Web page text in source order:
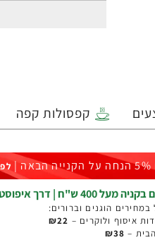
קפסולות קפה
|
ש"ח | דרך איפוסט עד 5 ק"ג
הוגנים וברורים:
איסוף ולוקרים – ₪22
–
₪38